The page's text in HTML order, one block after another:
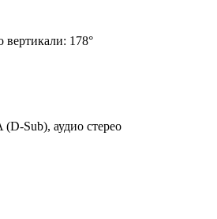
вертикали: 178°
Sub), аудио стерео